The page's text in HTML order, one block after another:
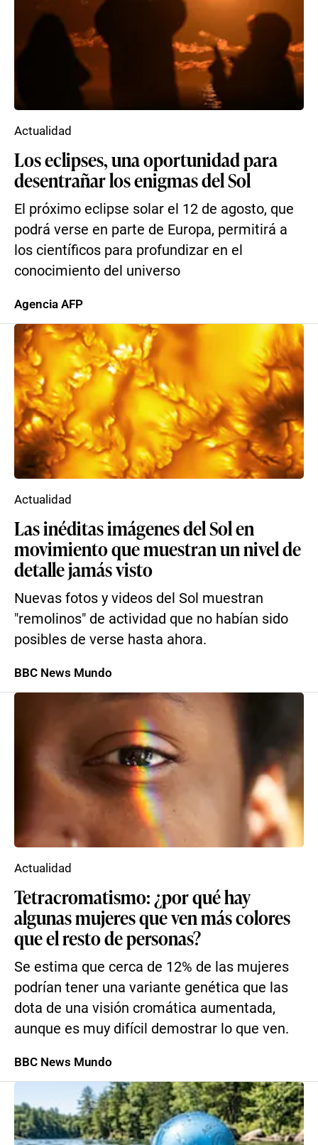
Los eclipses, una oportunidad para
desentrañar los enigmas del Sol
El próximo eclipse solar el 12 de agosto, que
podrá verse en parte de Europa, permitirá a
los científicos para profundizar en el
conocimiento del universo
Actualidad
Agencia AFP
Las inéditas imágenes del Sol en
movimiento que muestran un nivel de
detalle jamás visto
Nuevas fotos y videos del Sol muestran
"remolinos" de actividad que no habían sido
posibles de verse hasta ahora.
Actualidad
BBC News Mundo
Tetracromatismo: ¿por qué hay
algunas mujeres que ven más colores
que el resto de personas?
Se estima que cerca de 12% de las mujeres
podrían tener una variante genética que las
dota de una visión cromática aumentada,
aunque es muy difícil demostrar lo que ven.
Actualidad
BBC News Mundo